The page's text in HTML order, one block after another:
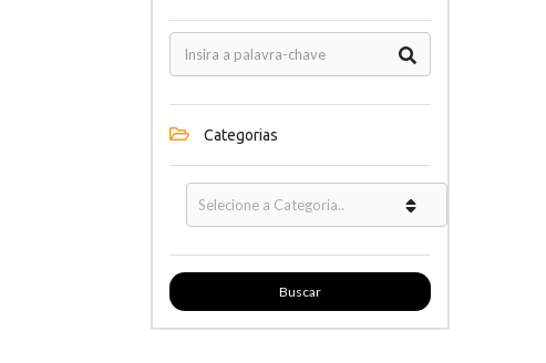
Categorias
Buscar